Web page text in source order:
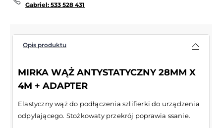
Gabriel: 533 528 431
Opis produktu
MIRKA WĄŻ ANTYSTATYCZNY 28MM X
4M + ADAPTER
Elastyczny wąż do podłączenia szlifierki do urządzenia
odpylającego. Stożkowaty przekrój poprawia ssanie.